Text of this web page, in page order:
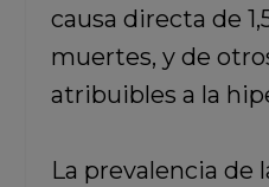
causa directa de
muertes, y de
atribuibles a la
La prevalencia de